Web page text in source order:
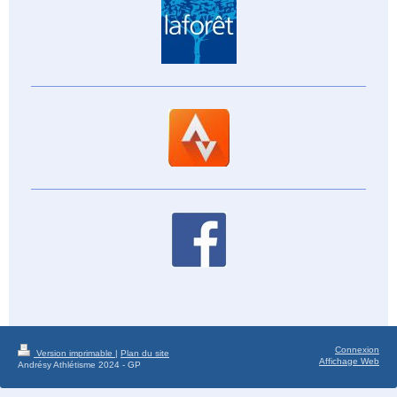
Version imprimable | Plan du site
Andrésy Athlétisme 2024 - GP
Connexion
Affichage Web